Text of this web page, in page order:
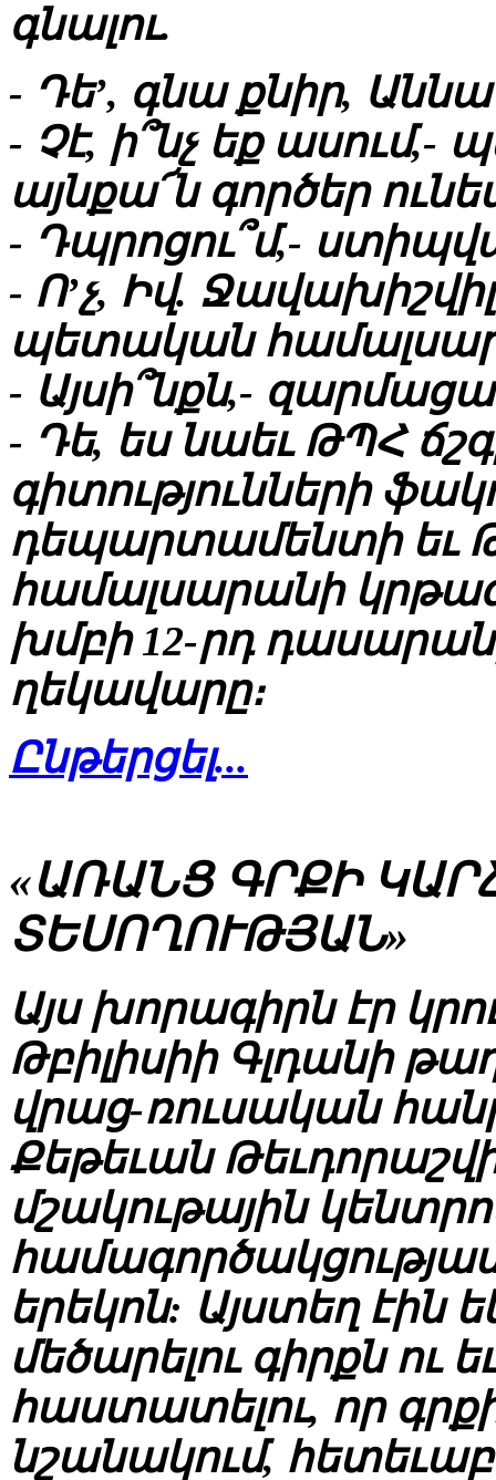
գնալու.
- Դե’, գնա քնիր,
- Չէ, ի՞նչ եք
այնքա՜ն գործեր
- Դպրոցու՞մ,-
- Ո’չ, Իվ.
պետական
- Այսի՞նքն,- զարմացա
- Դե, ես նաեւ ԹՊՀ
գիտությունների
դեպարտամենտի եւ
համալսարանի
խմբի 12-րդ
ղեկավարը։
Ընթերցել...
«ԱՌԱՆՑ ԳՐՔԻ
ՏԵՍՈՂՈՒԹՅԱՆ»
Այս խորագիրն էր
Թբիլիսիի Գլդանի
վրաց-ռուսական
Քեթեւան
մշակութային
երեկոն: Այստեղ էին
մեծարելու գիրքն ու
հաստատելու, որ
նշանակում,